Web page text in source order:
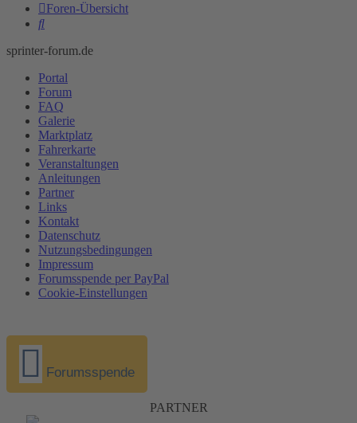
Foren-Übersicht
Suche
sprinter-forum.de
Portal
Forum
FAQ
Galerie
Marktplatz
Fahrerkarte
Veranstaltungen
Anleitungen
Partner
Links
Kontakt
Datenschutz
Nutzungsbedingungen
Impressum
Forumsspende per PayPal
Cookie-Einstellungen
Forumsspende
PARTNER